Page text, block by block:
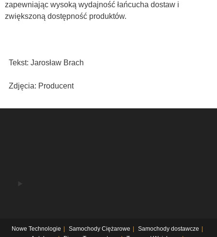
zapewniając wysoką wydajność łańcucha dostaw i
zwiększoną dostępność produktów.
Tekst: Jarosław Brach
Zdjęcia: Producent
Nowe Technologie Samochody Ciężarowe
Samochody dostawcze